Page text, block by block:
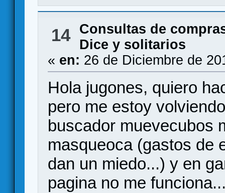
14
Consultas de
Dice y solitarios
« en: 26 de Diciembre de
Hola jugones, quiero
pero me estoy
buscador muevecubos
masqueoca (gastos de
dan un miedo...) y en
pagina no me